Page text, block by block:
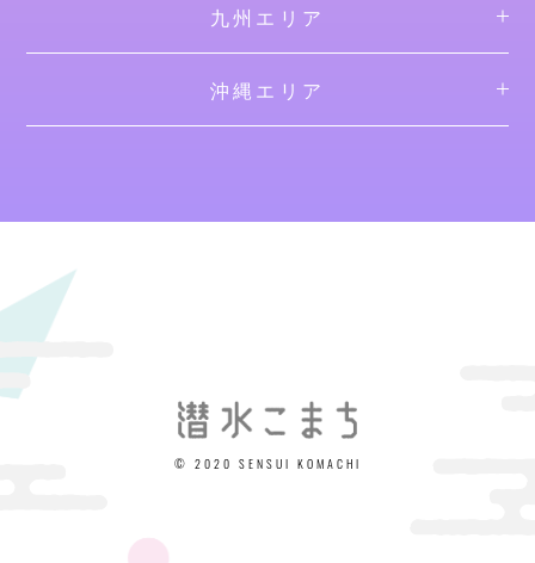
九州エリア
沖縄エリア
© 2020 SENSUI KOMACHI